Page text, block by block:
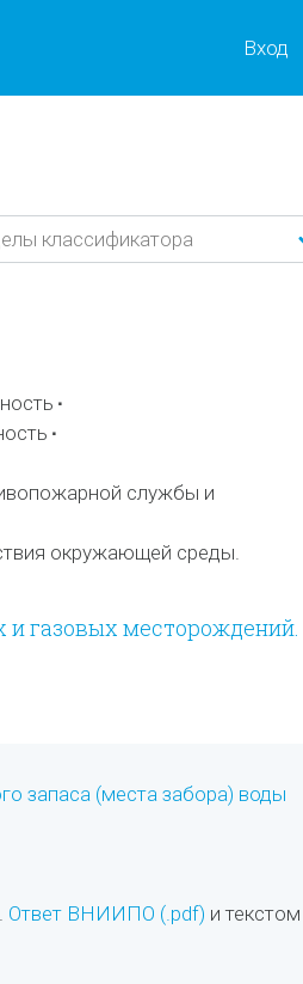
Вход
службы и
окружающей среды.
и газовых месторождений.
запаса (места забора) воды
Ответ ВНИИПО (.pdf) и текстом